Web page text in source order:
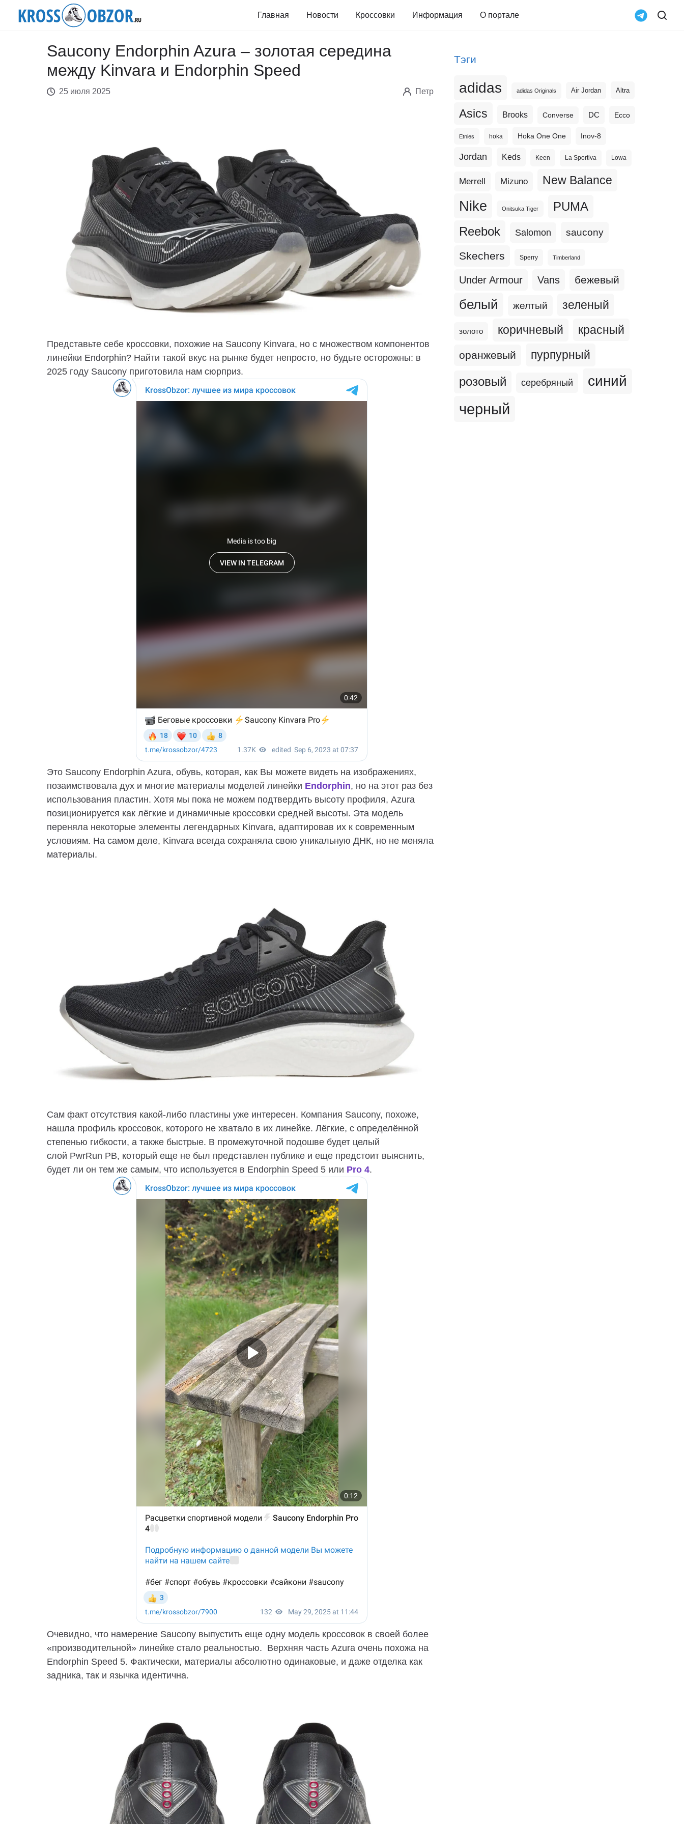
Главная Новости Кроссовки Информация О портале
Saucony Endorphin Azura – золотая середина
между Kinvara и Endorphin Speed
25 июля 2025 Петр
Представьте себе кроссовки, похожие на Saucony Kinvara, но с множеством компонентов
линейки Endorphin? Найти такой вкус на рынке будет непросто, но будьте осторожны: в
2025 году Saucony приготовила нам сюрприз.
Это Saucony Endorphin Azura, обувь, которая, как Вы можете видеть на изображениях,
позаимствовала дух и многие материалы моделей линейки Endorphin, но на этот раз без
использования пластин. Хотя мы пока не можем подтвердить высоту профиля, Azura
позиционируется как лёгкие и динамичные кроссовки средней высоты. Эта модель
переняла некоторые элементы легендарных Kinvara, адаптировав их к современным
условиям. На самом деле, Kinvara всегда сохраняла свою уникальную ДНК, но не меняла
материалы.
Сам факт отсутствия какой-либо пластины уже интересен. Компания Saucony, похоже,
нашла профиль кроссовок, которого не хватало в их линейке. Лёгкие, с определённой
степенью гибкости, а также быстрые. В промежуточной подошве будет целый
слой PwrRun PB, который еще не был представлен публике и еще предстоит выяснить,
будет ли он тем же самым, что используется в Endorphin Speed 5 или Pro 4.
Очевидно, что намерение Saucony выпустить еще одну модель кроссовок в своей более
«производительной» линейке стало реальностью. Верхняя часть Azura очень похожа на
Endorphin Speed 5. Фактически, материалы абсолютно одинаковые, и даже отделка как
задника, так и язычка идентична.
Тэги
adidas adidas Originals Air Jordan Altra
Asics Brooks Converse DC Ecco
Etnies hoka Hoka One One Inov-8
Jordan Keds Keen La Sportiva Lowa
Merrell Mizuno New Balance
Nike Onitsuka Tiger PUMA
Reebok Salomon saucony
Skechers Sperry Timberland
Under Armour Vans бежевый
белый желтый зеленый
золото коричневый красный
оранжевый пурпурный
розовый серебряный синий
черный